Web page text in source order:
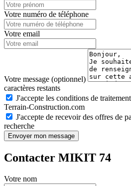
Votre numéro de téléphone
Votre email
Votre message (optionnel)
caractères restants
J'accepte les conditions de
Terrain-Construction.com
J'accepte de recevoir des offres de
recherche
Envoyer mon message
Contacter MIKIT 74
Votre nom